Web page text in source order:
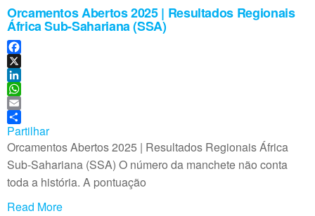
Orcamentos Abertos 2025 | Resultados Regionais
África Sub-Sahariana (SSA)
F
a
c
e
b
o
o
k
X
L
i
n
k
e
d
I
n
W
h
a
t
s
A
p
p
E
m
a
i
l
Partilhar
Orcamentos Abertos 2025 | Resultados Regionais África
Sub-Sahariana (SSA) O número da manchete não conta
toda a história. A pontuação
Read More